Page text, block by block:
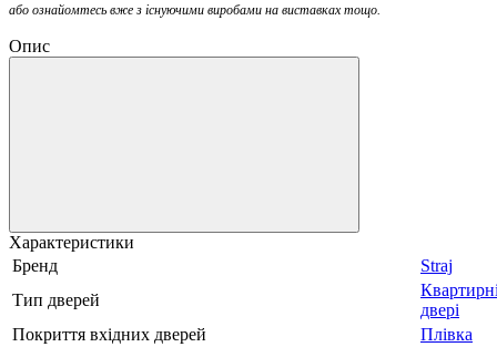
або ознайомтесь вже з існуючими виробами на виставках тощо.
Опис
Характеристики
Бренд
Straj
Тип дверей
двері
Покриття вхідних дверей
Плівка